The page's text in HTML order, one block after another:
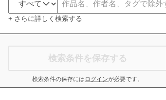
+ さらに詳しく検索する
検索条件を保存する
検索条件の保存には ログインが必要です。